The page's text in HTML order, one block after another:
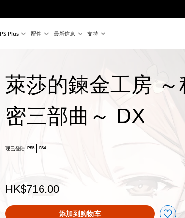
PS Plus 配件 最新信息 支持
萊莎的鍊金工房 ～
密三部曲～ DX
现已登陆 PS5 PS4
HK$716.00
添加到购物车